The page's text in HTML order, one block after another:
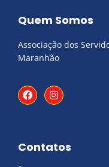
Quem Somos
Associação dos
Maranhão
F
a
c
o
I
n
s
r
Contatos